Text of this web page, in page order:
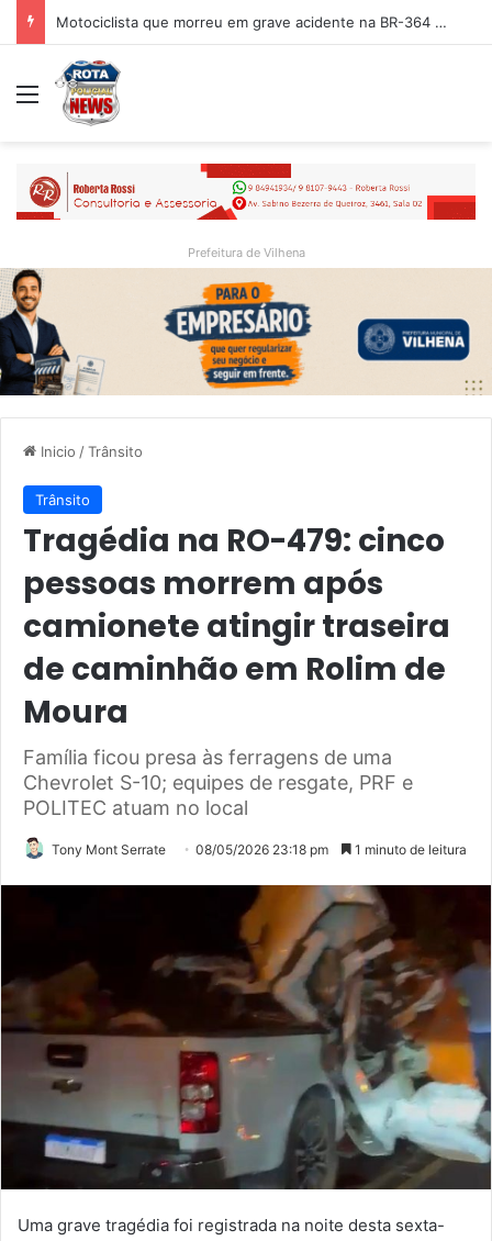
Motociclista que morreu em grave acidente na BR-364 é identificado; família procurava por ele antes de receber a notícia da tragédia
Menu
Prefeitura de Vilhena
Inicio /Trânsito
Trânsito
Tragédia na RO-479: cinco
pessoas morrem após
camionete atingir traseira
de caminhão em Rolim de
Moura
Família ficou presa às ferragens de uma
Chevrolet S-10; equipes de resgate, PRF e
POLITEC atuam no local
Tony Mont Serrate 08/05/2026 23:18 pm 1 minuto de leitura
Uma grave tragédia foi registrada na noite desta sexta-